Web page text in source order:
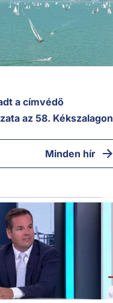
a címvédő
az 58. Kékszalagon
Minden hír